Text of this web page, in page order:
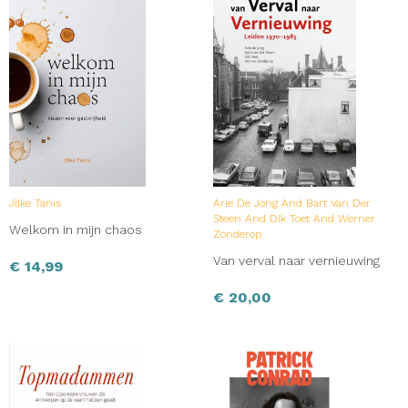
Jilke Tanis
Welkom in mijn chaos
€ 14,99
Arie De Jong And Bart Van Der
Steen And Dik Toet And Werner
Zonderop
Van verval naar vernieuwing
€ 20,00